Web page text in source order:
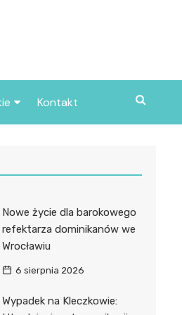
Kontakt
Nowe życie dla barokowego
refektarza dominikanów we
Wrocławiu
6 sierpnia 2026
Wypadek na Kleczkowie: